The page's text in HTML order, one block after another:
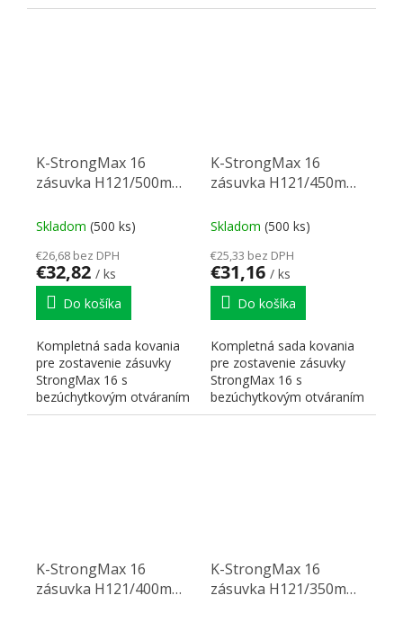
"PUSH". Nutné doplniť
"PUSH". Nutné doplniť
K-StrongMax 16
zásuvka H121/500mm
Skladom (500 ks)
€26,68 bez DPH
€32,82 / ks
Do košíka
Kompletná sada kovania
pre zostavenie zásuvky
StrongMax 16 s
bezúchytkovým otváraním
"PUSH". Nutné doplniť
K-StrongMax 16
zásuvka H121/450mm
Skladom (500 ks)
€25,33 bez DPH
€31,16 / ks
Do košíka
Kompletná sada kovania
pre zostavenie zásuvky
StrongMax 16 s
bezúchytkovým otváraním
"PUSH". Nutné doplniť
K-StrongMax 16
zásuvka H121/400mm
K-StrongMax 16
zásuvka H121/350mm